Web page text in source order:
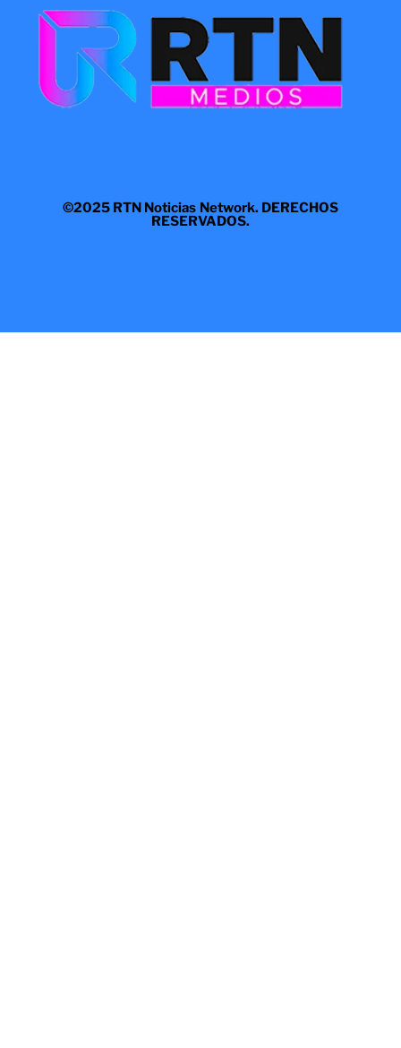
©2025 RTN Noticias Network. DERECHOS
RESERVADOS.